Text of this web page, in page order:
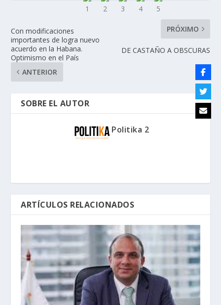
Con modificaciones
importantes de logra nuevo
acuerdo en la Habana.
Optimismo en el País
ANTERIOR
PRÓXIMO
DE CASTAÑO A OBSCURAS
SOBRE EL AUTOR
Politika 2
ARTÍCULOS RELACIONADOS